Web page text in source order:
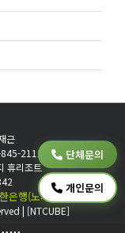
근
2111
휴리조트
은행(노재근)
| [NTCUBE]
단체문의
개인문의